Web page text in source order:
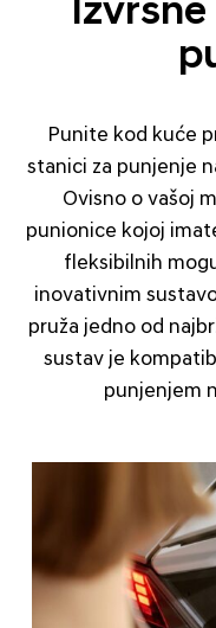
Punite kod kuće
stanici za punjenje
Ovisno o vašoj
punionice kojoj
fleksibilnih
inovativnim
pruža jedno od
sustav je
punjenjem